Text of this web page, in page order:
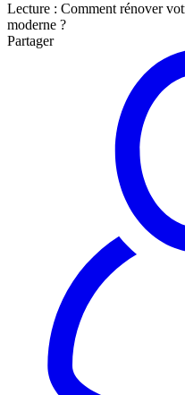
Lecture : Comment rénover
moderne ?
Partager